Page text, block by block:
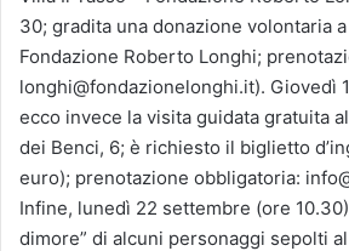
30; gradita una donazione volontaria
Fondazione Roberto Longhi;
longhi@fondazionelonghi.it). Giovedì
ecco invece la visita guidata gratuita
dei Benci, 6; è richiesto il biglietto
euro); prenotazione obbligatoria:
Infine, lunedì 22 settembre (ore
dimore” di alcuni personaggi sepolti